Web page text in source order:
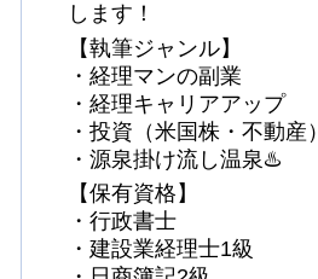
します！
【執筆ジャンル】
・経理マンの副業
・経理キャリアアップ
・投資（米国株・不動産）
・源泉掛け流し温泉♨️
【保有資格】
・行政書士
・建設業経理士1級